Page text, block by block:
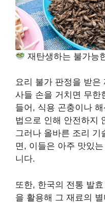
재탄생하는 불가능
요리 불가 판정을 받은
사들 손을 거치면 무한
들어, 식용 곤충이나
법으로 인해 안전하지
그러나 올바른 조리 기
면, 이들은 아주 맛있
니다.
또한, 한국의 전통 발
을 활용해 그 재료의